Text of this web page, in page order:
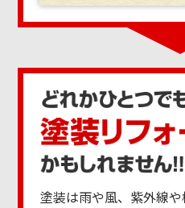
塗装は雨や風、紫外線